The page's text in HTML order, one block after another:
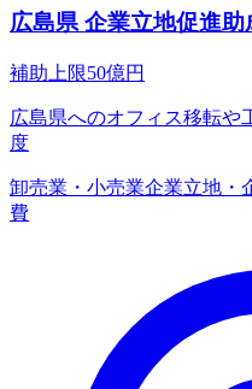
広島県 企業立地促進助
補助上限50億円
広島県へのオフィス移転や
度
卸売業・小売業企業立地・
費